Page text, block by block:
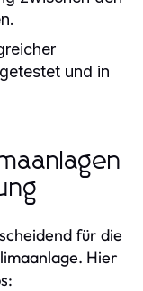
und in
für die
Hier